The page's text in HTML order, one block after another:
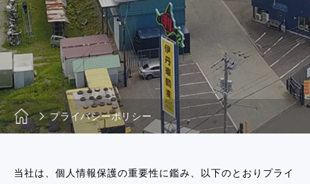
プライバシーポリシー
当社は、個人情報保護の重要性に鑑み、以下のとおりプライ